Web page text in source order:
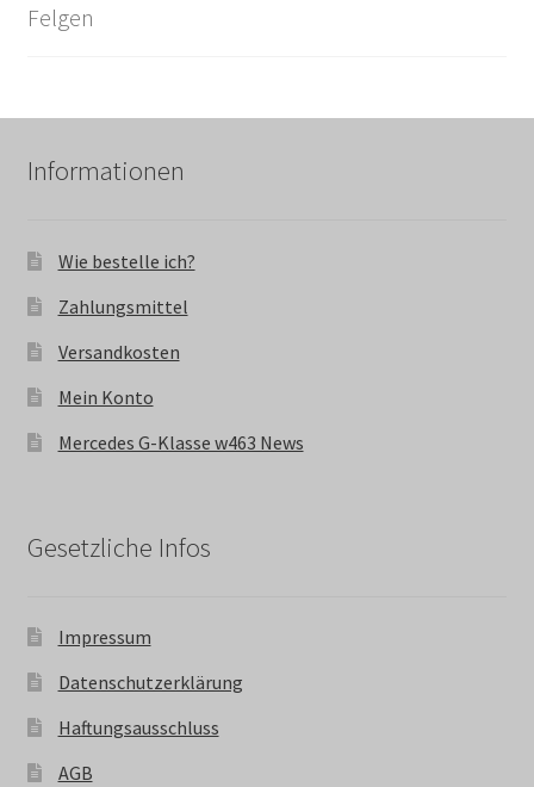
Felgen
Informationen
Wie bestelle ich?
Zahlungsmittel
Versandkosten
Mein Konto
Mercedes G-Klasse w463 News
Gesetzliche Infos
Impressum
Datenschutzerklärung
Haftungsausschluss
AGB